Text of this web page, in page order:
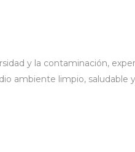
y la contaminación,
ambiente limpio, saludable